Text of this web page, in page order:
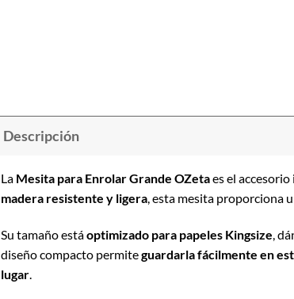
Descripción
La Mesita para Enrolar Grande OZetaes el accesorio
madera resistente y ligera, esta mesita proporciona
Su tamaño estáoptimizado para papeles Kingsize,
diseño compacto permiteguardarla fácilmente en
lugar.